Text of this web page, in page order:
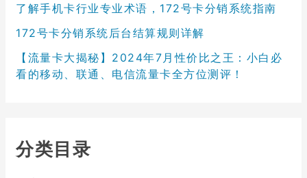
了解手机卡行业专业术语，172号卡分销系统指南
172号卡分销系统后台结算规则详解
【流量卡大揭秘】2024年7月性价比之王：小白必
看的移动、联通、电信流量卡全方位测评！
分类目录